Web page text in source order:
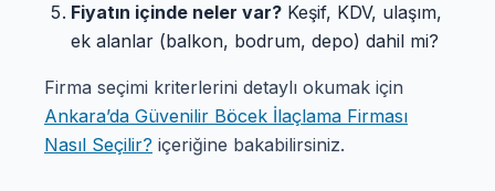
Fiyatın içinde neler var? Keşif, KDV, ulaşım,
ek alanlar (balkon, bodrum, depo) dahil mi?
Firma seçimi kriterlerini detaylı okumak için
Ankara’da Güvenilir Böcek İlaçlama Firması
Nasıl Seçilir? içeriğine bakabilirsiniz.